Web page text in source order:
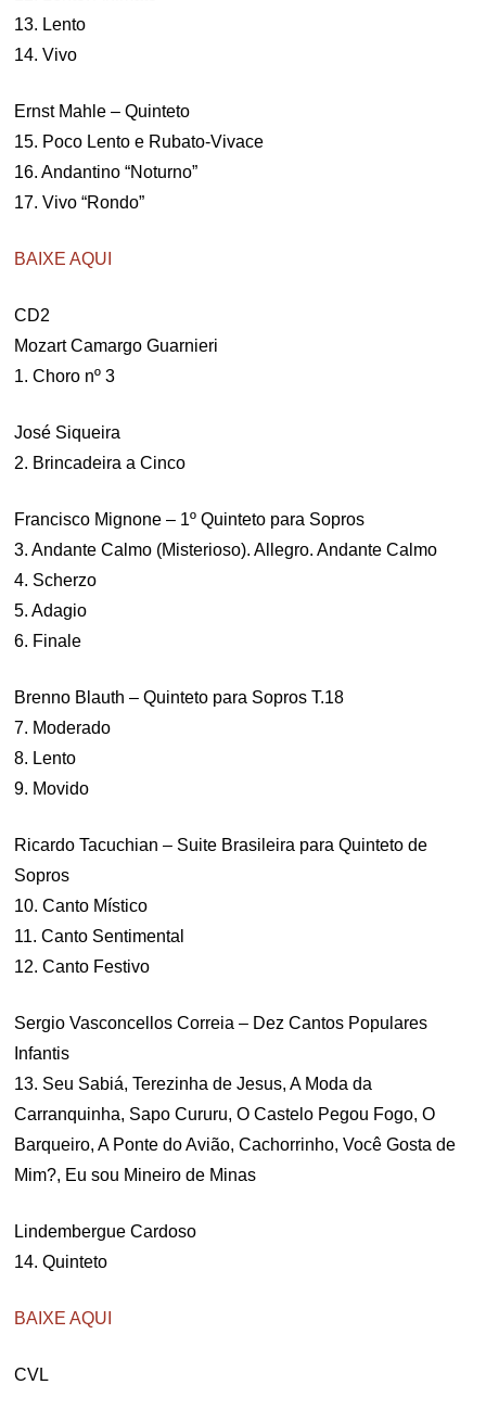
13. Lento
14. Vivo
Ernst Mahle – Quinteto
15. Poco Lento e Rubato-Vivace
16. Andantino “Noturno”
17. Vivo “Rondo”
BAIXE AQUI
CD2
Mozart Camargo Guarnieri
1. Choro nº 3
José Siqueira
2. Brincadeira a Cinco
Francisco Mignone – 1º Quinteto para Sopros
3. Andante Calmo (Misterioso). Allegro. Andante Calmo
4. Scherzo
5. Adagio
6. Finale
Brenno Blauth – Quinteto para Sopros T.18
7. Moderado
8. Lento
9. Movido
Ricardo Tacuchian – Suite Brasileira para Quinteto de
Sopros
10. Canto Místico
11. Canto Sentimental
12. Canto Festivo
Sergio Vasconcellos Correia – Dez Cantos Populares
Infantis
13. Seu Sabiá, Terezinha de Jesus, A Moda da
Carranquinha, Sapo Cururu, O Castelo Pegou Fogo, O
Barqueiro, A Ponte do Avião, Cachorrinho, Você Gosta de
Mim?, Eu sou Mineiro de Minas
Lindembergue Cardoso
14. Quinteto
BAIXE AQUI
CVL